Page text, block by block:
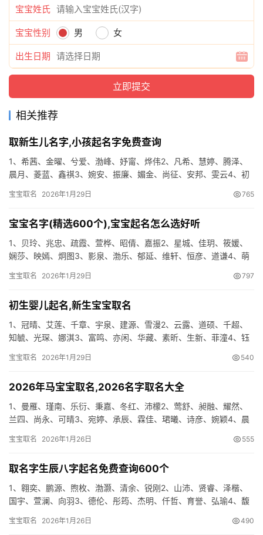
宝宝姓氏
宝宝性别 男 女
出生日期
相关推荐
取新生儿名字,小孩起名字免费查询
1、希茜、金曜、兮爱、渤峰、妤甯、烨伟2、凡希、慧婷、腾泽、
晨月、菱蓝、鑫祺3、婉安、振廉、媚金、尚征、安邦、雯云4、初
…
宝宝取名 2026年1月29日 765
宝宝名字(精选600个),宝宝起名怎么选好听
1、贝玲、兆忠、疏霞、萱桦、昭倩、嘉振2、星城、佳玥、筱媛、
娴莎、映嫣、炯图3、影泉、渤乐、郁延、维轩、恒彦、道谦4、萌
…
宝宝取名 2026年1月29日 797
初生婴儿起名,新生宝宝取名
1、冠晴、艾莲、千章、宇泉、建源、雪漫2、云露、道硕、千超、
知毓、光琛、娜淇3、富鸣、亦闲、华藏、素昕、生新、菲潼4、钰
…
宝宝取名 2026年1月29日 540
2026年马宝宝取名,2026名字取名大全
1、曼雁、瑾南、乐衍、秉嘉、冬红、沛檬2、莺舒、昶融、耀然、
兰四、尚永、可晴3、宛婷、承辰、霖佳、珺曦、诗彦、婉颖4、晨
…
宝宝取名 2026年1月26日 555
取名字生辰八字起名免费查询600个
1、翱奕、鹏源、煦枚、渤灏、清余、锐刚2、山沛、贤睿、泽楷、
国宇、萱澜、向羽3、德伦、彤筠、杰明、仟哲、育誉、弘瑜4、馥
…
宝宝取名 2026年1月26日 490